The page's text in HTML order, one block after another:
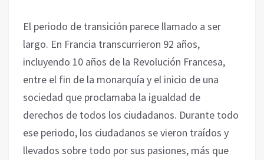
El periodo de transición parece llamado a ser
largo. En Francia transcurrieron 92 años,
incluyendo 10 años de la Revolución Francesa,
entre el fin de la monarquía y el inicio de una
sociedad que proclamaba la igualdad de
derechos de todos los ciudadanos. Durante todo
ese periodo, los ciudadanos se vieron traídos y
llevados sobre todo por sus pasiones, más que